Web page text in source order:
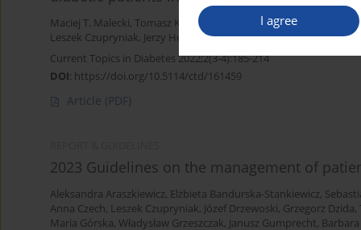
I agree
Maciej T. Malecki, Tomasz Klupa Monika Bociąga-Jasik Irina
Leszek Czupryniak, Jerzy Hohendorff,Michał Kania
Current Topics in Diabetes 2022;2(3-4):185-214
DOI: https://doi.org/10.5114/ctd/161459
Article (PDF)
2023 Guidelines on the management of
Aleksandra Araszkiewicz, Elżbieta Bandurska-Stankiewicz,
Anna Czech, Leszek Czupryniak, Józef Drzewoski, Grzegorz Dzida,
Maria Górska, Władysław Grzeszczak, Janusz Gumprecht,